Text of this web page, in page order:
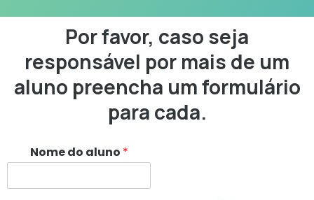
Por favor, caso seja
responsável por mais de um
aluno preencha um formulário
para cada.
Nome do aluno *